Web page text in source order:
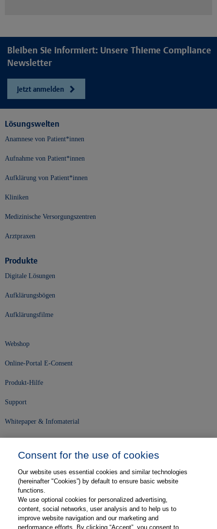
Bleiben Sie informiert: Unsere Thieme Compliance
Newsletter
Jetzt anmelden
Lösungswelten
Anamnese von Patient*innen
Aufnahme von Patient*innen
Aufklärung von Patient*innen
Kliniken
Medizinische Versorgungszentren
Arztpraxen
Produkte
Digitale Lösungen
Aufklärungsbögen
Aufklärungsfilme
Webshop
Online-Portal E-Consent
Produkt-Hilfe
Support
Whitepaper & Infomaterial
Karriere
Kontakt
Web-Semniare
Consent for the use of cookies
Our website uses essential cookies and similar technologies
(hereinafter "Cookies”) by default to ensure basic website
functions.
We use optional cookies for personalized advertising,
content, social networks, user analysis and to help us to
improve website navigation and our marketing and
performance efforts. By clicking “Accept”, you consent to